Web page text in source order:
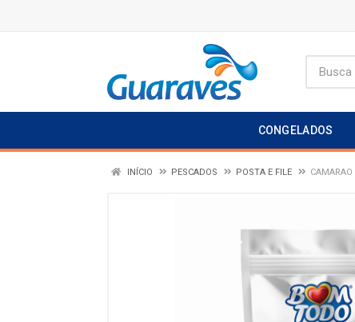
CONGELADOS
INÍCIO PESCADOS POSTA E FILE